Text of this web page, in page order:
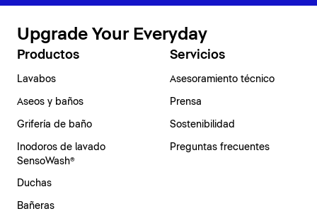
Upgrade Your Everyday
Productos
Lavabos
Aseos y baños
Grifería de baño
Inodoros de lavado
SensoWash®
Duchas
Bañeras
Servicios
Asesoramiento técnico
Prensa
Sostenibilidad
Preguntas frecuentes